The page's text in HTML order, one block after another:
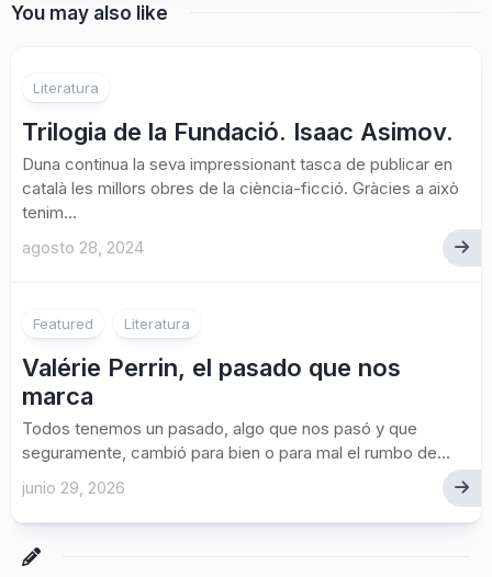
You may also like
Literatura
Trilogia de la Fundació. Isaac Asimov.
Duna continua la seva impressionant tasca de publicar en
català les millors obres de la ciència-ficció. Gràcies a això
tenim...
agosto 28, 2024
Featured Literatura
Valérie Perrin, el pasado que nos
marca
Todos tenemos un pasado, algo que nos pasó y que
seguramente, cambió para bien o para mal el rumbo de...
junio 29, 2026